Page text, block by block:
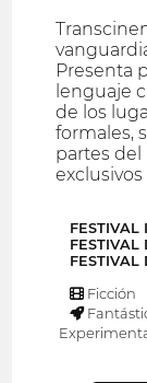
Presenta
lenguaje
de los
formales,
partes
exclusivos
FESTIVAL
FESTIVAL
FESTIVAL
Ficción